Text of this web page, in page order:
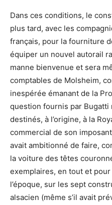
Dans ces conditions, le
plus tard, avec les
français, pour la fourniture
équiper un nouvel autorail
manne bienvenue et sera
comptables de Molsheim,
inespérée émanant de la
question fournis par Bugatti
destinés, à l’origine, à la
commercial de son
avait ambitionné de faire,
la voiture des têtes
exemplaires, en tout et
l’époque, sur les sept
alsacien (même s’il avait